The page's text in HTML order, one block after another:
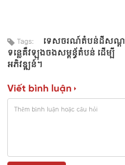
Tags:
ទេសចរណ៍តំបន់ដីសណ្ដ
ទន្លេគឺវឡុងចងសម្ពន័្ធតំបន់ ដើម្បី
អភិវឌ្ឍន៍។
Viết bình luận